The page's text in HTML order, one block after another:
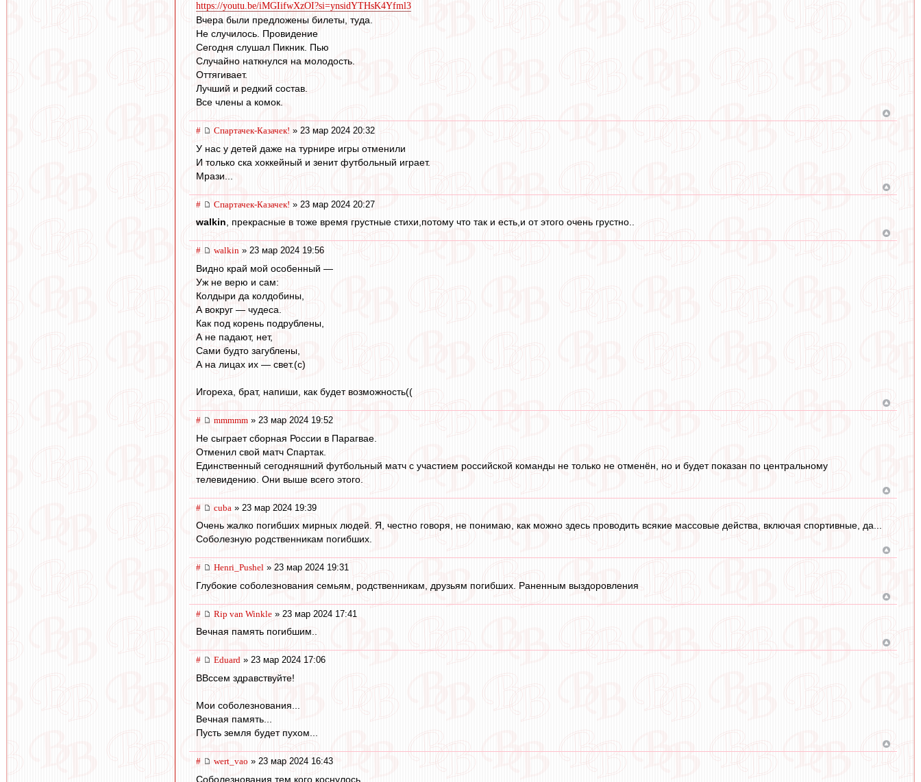
https://youtu.be/iMGIifwXzOI?si=ynsidYTHsK4Yfml3
Вчера были предложены билеты, туда.
Не случилось. Провидение
Сегодня слушал Пикник. Пью
Случайно наткнулся на молодость.
Оттягивает.
Лучший и редкий состав.
Все члены а комок.
# Спартачек-Казачек! » 23 мар 2024 20:32
У нас у детей даже на турнире игры отменили
И только ска хоккейный и зенит футбольный играет.
Мрази...
# Спартачек-Казачек! » 23 мар 2024 20:27
walkin, прекрасные в тоже время грустные стихи,потому что так и есть,и от этого очень грустно..
# walkin » 23 мар 2024 19:56
Видно край мой особенный —
Уж не верю и сам:
Колдыри да колдобины,
А вокруг — чудеса.
Как под корень подрублены,
А не падают, нет,
Сами будто загублены,
А на лицах их — свет.(c)
Игореха, брат, напиши, как будет возможность((
# mmmmm » 23 мар 2024 19:52
Не сыграет сборная России в Парагвае.
Отменил свой матч Спартак.
Единственный сегодняшний футбольный матч с участием российской команды не только не отменён, но и будет показан по центральному
телевидению. Они выше всего этого.
# cuba » 23 мар 2024 19:39
Очень жалко погибших мирных людей. Я, честно говоря, не понимаю, как можно здесь проводить всякие массовые действа, включая спортивные, да...
Соболезную родственникам погибших.
# Henri_Pushel » 23 мар 2024 19:31
Глубокие соболезнования семьям, родственникам, друзьям погибших. Раненным выздоровления
# Rip van Winkle » 23 мар 2024 17:41
Вечная память погибшим..
# Eduard » 23 мар 2024 17:06
ВВссем здравствуйте!
Мои соболезнования...
Вечная память...
Пусть земля будет пухом...
# wert_vao » 23 мар 2024 16:43
Соболезнования тем кого коснулось.